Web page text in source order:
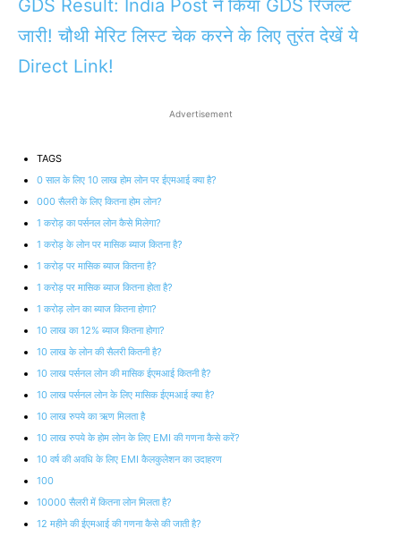
GDS Result: India Post ने किया GDS रिजल्ट
जारी! चौथी मेरिट लिस्ट चेक करने के लिए तुरंत देखें ये
Direct Link!
Advertisement
TAGS
0 साल के लिए 10 लाख होम लोन पर ईएमआई क्या है?
000 सैलरी के लिए कितना होम लोन?
1 करोड़ का पर्सनल लोन कैसे मिलेगा?
1 करोड़ के लोन पर मासिक ब्याज कितना है?
1 करोड़ पर मासिक ब्याज कितना है?
1 करोड़ पर मासिक ब्याज कितना होता है?
1 करोड़ लोन का ब्याज कितना होगा?
10 लाख का 12% ब्याज कितना होगा?
10 लाख के लोन की सैलरी कितनी है?
10 लाख पर्सनल लोन की मासिक ईएमआई कितनी है?
10 लाख पर्सनल लोन के लिए मासिक ईएमआई क्या है?
10 लाख रुपये का ऋण मिलता है
10 लाख रुपये के होम लोन के लिए EMI की गणना कैसे करें?
10 वर्ष की अवधि के लिए EMI कैलकुलेशन का उदाहरण
100
10000 सैलरी में कितना लोन मिलता है?
12 महीने की ईएमआई की गणना कैसे की जाती है?